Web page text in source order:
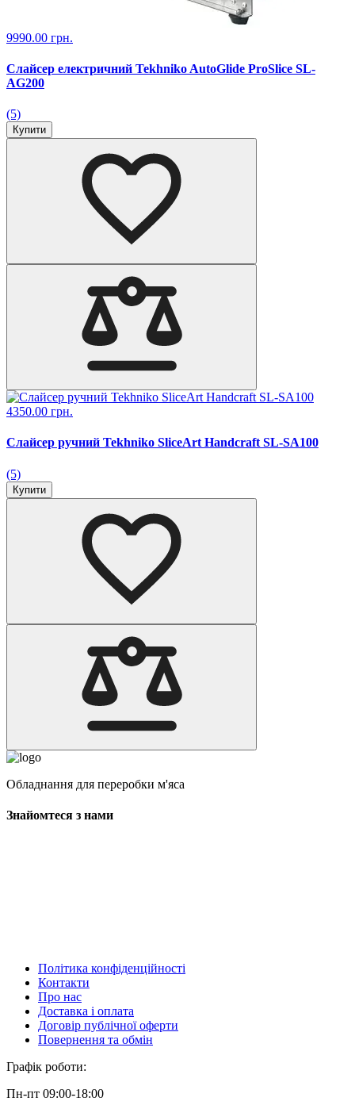
9990.00 грн.
Слайсер електричний Tekhniko AutoGlide ProSlice SL-
AG200
(5)
Купити
4350.00 грн.
Слайсер ручний Tekhniko SliceArt Handcraft SL-SA100
(5)
Купити
Обладнання для переробки м'яса
Знайомтеся з нами
Політика конфіденційності
Контакти
Про нас
Доставка і оплата
Договір публічної оферти
Повернення та обмін
Графік роботи:
Пн-пт 09:00-18:00